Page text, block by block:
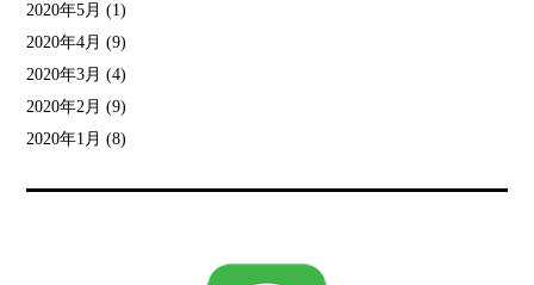
2020年5月 (1)
2020年4月 (9)
2020年3月 (4)
2020年2月 (9)
2020年1月 (8)